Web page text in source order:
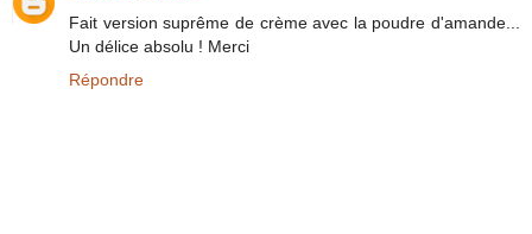
Fait version suprême de crème avec la poudre d'amande...
Un délice absolu ! Merci
Répondre